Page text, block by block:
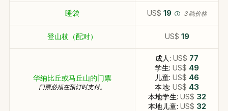
睡袋 US$ 19 3 晚价格
登山杖（配对） US$ 19
华纳比丘或马丘山的门票
门票必须在预订时支付。
成人: US$ 77
学生: US$ 49
儿童: US$ 46
本地: US$ 43
本地学生: US$ 32
本地儿童: US$ 32